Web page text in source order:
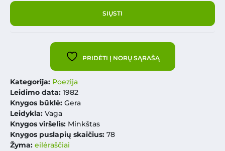
PRIDĖTI Į NORŲ SĄRAŠĄ
Kategorija: Poezija
Leidimo data: 1982
Knygos būklė: Gera
Leidykla: Vaga
Knygos viršelis: Minkštas
Knygos puslapių skaičius: 78
Žyma: eilėraščiai